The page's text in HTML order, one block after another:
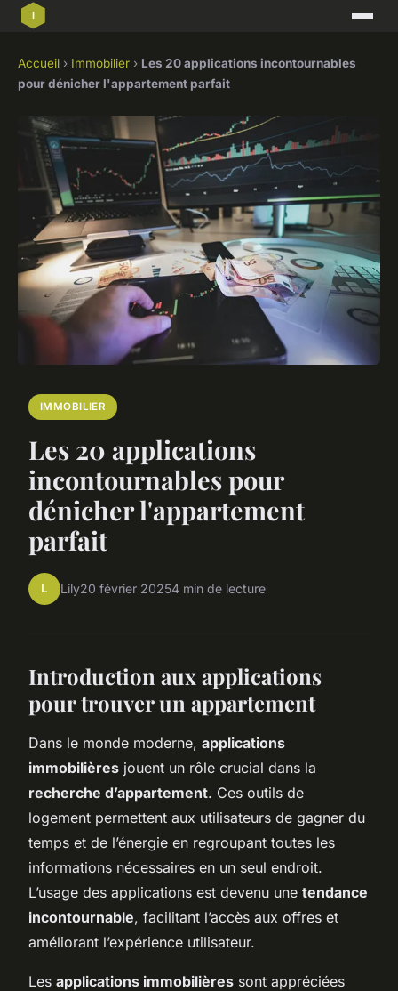
Accueil › Immobilier › Les 20 applications incontournables
pour dénicher l'appartement parfait
IMMOBILIER
Les 20 applications
incontournables pour
dénicher l'appartement
parfait
L Lily20 février 20254 min de lecture
Introduction aux applications
pour trouver un appartement
Dans le monde moderne, applications
immobilières jouent un rôle crucial dans la
recherche d’appartement. Ces outils de
logement permettent aux utilisateurs de gagner du
temps et de l’énergie en regroupant toutes les
informations nécessaires en un seul endroit.
L’usage des applications est devenu une tendance
incontournable, facilitant l’accès aux offres et
améliorant l’expérience utilisateur.
Les applications immobilières sont appréciées